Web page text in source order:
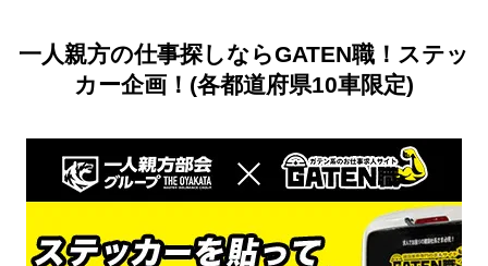
一人親方の仕事探しならGATEN職！ステッ
カー企画！(各都道府県10車限定)